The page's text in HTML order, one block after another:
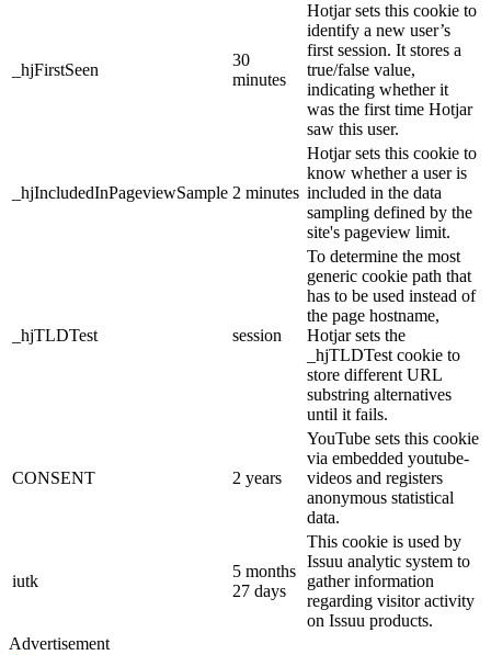
_hjFirstSeen
30
minutes
Hotjar sets this cookie to
identify a new user’s
first session. It stores a
true/false value,
indicating whether it
was the first time Hotjar
saw this user.
_hjIncludedInPageviewSample 2 minutes
Hotjar sets this cookie to
know whether a user is
included in the data
sampling defined by the
site's pageview limit.
_hjTLDTest session
To determine the most
generic cookie path that
has to be used instead of
the page hostname,
Hotjar sets the
_hjTLDTest cookie to
store different URL
substring alternatives
until it fails.
CONSENT 2 years
YouTube sets this cookie
via embedded youtube-
videos and registers
anonymous statistical
data.
iutk
5 months
27 days
This cookie is used by
Issuu analytic system to
gather information
regarding visitor activity
on Issuu products.
Advertisement